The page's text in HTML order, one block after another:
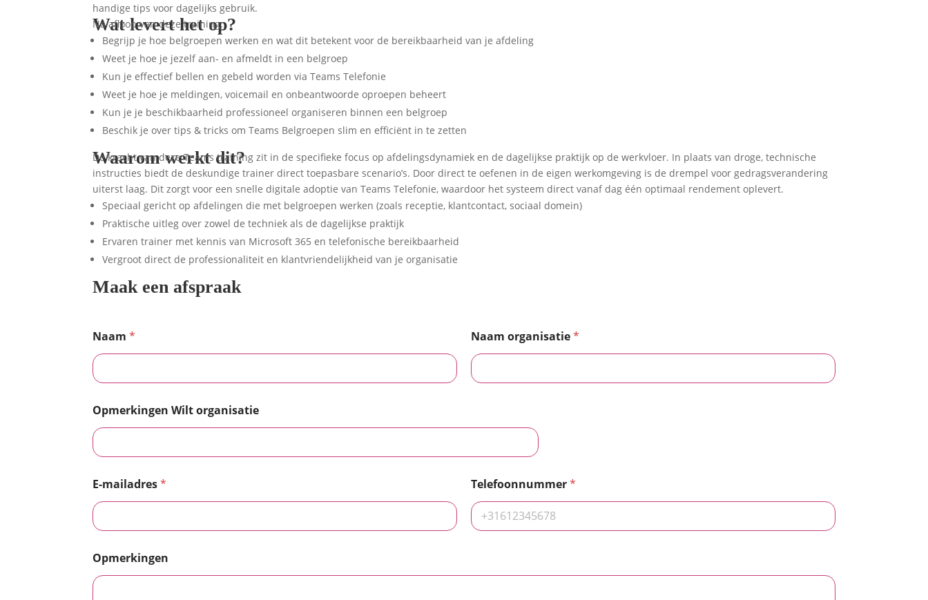
handige tips voor dagelijks gebruik.
Wat levert het op?
Na afloop van deze training:
Begrijp je hoe belgroepen werken en wat dit betekent voor de bereikbaarheid van je afdeling
Weet je hoe je jezelf aan- en afmeldt in een belgroep
Kun je effectief bellen en gebeld worden via Teams Telefonie
Weet je hoe je meldingen, voicemail en onbeantwoorde oproepen beheert
Kun je je beschikbaarheid professioneel organiseren binnen een belgroep
Beschik je over tips & tricks om Teams Belgroepen slim en efficiënt in te zetten
Waarom werkt dit?
De kracht van deze Teams training zit in de specifieke focus op afdelingsdynamiek en de dagelijkse praktijk op de werkvloer. In plaats van droge, technische
instructies biedt de deskundige trainer direct toepasbare scenario’s. Door direct te oefenen in de eigen werkomgeving is de drempel voor gedragsverandering
uiterst laag. Dit zorgt voor een snelle digitale adoptie van Teams Telefonie, waardoor het systeem direct vanaf dag één optimaal rendement oplevert.
Speciaal gericht op afdelingen die met belgroepen werken (zoals receptie, klantcontact, sociaal domein)
Praktische uitleg over zowel de techniek als de dagelijkse praktijk
Ervaren trainer met kennis van Microsoft 365 en telefonische bereikbaarheid
Vergroot direct de professionaliteit en klantvriendelijkheid van je organisatie
Maak een afspraak
Naam* Naam organisatie*
Opmerkingen Wilt organisatie
E-mailadres* Telefoonnummer*
Opmerkingen